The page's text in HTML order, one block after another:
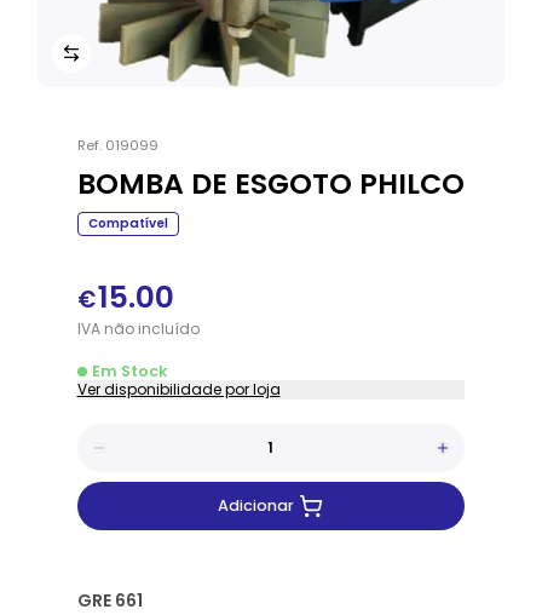
Ref. 019099
BOMBA DE ESGOTO PHILCO
Compatível
€15.00
IVAnãoincluído
Em Stock
Ver disponibilidade por loja
Adicionar
GRE 661